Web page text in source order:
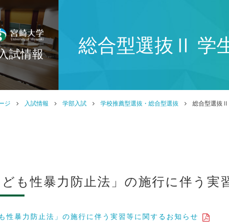
試情報 総合型選抜Ⅱ 学
ジ 入試情報 学部入試 学校推薦型選抜・総合型選抜 総合型選抜Ⅱ
ども性暴力防止法」の施行に伴う実
も性暴力防止法」の施行に伴う実習等に関するお知らせ